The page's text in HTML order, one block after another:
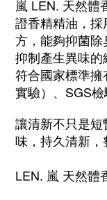
嵐 LEN. 天然體
證香精精油，
方，能夠抑菌除
抑制產生異味的
符合國家標準擁
實驗）、SGS檢
讓清新不只是
味，持久清新，
LEN. 嵐 天然體